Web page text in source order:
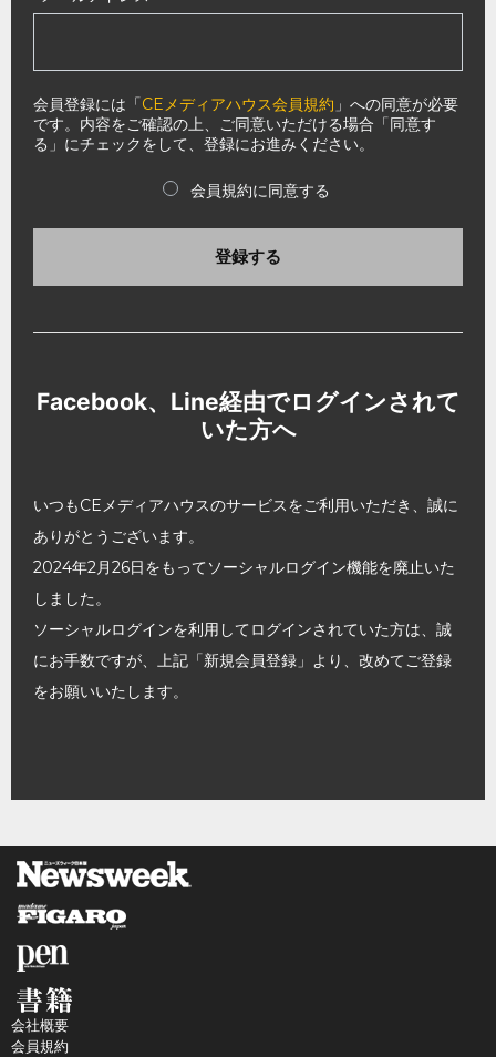
会員登録には「CEメディアハウス会員規約 」への同意が必要
です。内容をご確認の上、ご同意いただける場合「同意す
る」にチェックをして、登録にお進みください。
会員規約に同意する
登録する
Facebook、Line経由でログインされて
いた方へ
いつもCEメディアハウスのサービスをご利用いただき、誠に
ありがとうございます。
2024年2月26日をもってソーシャルログイン機能を廃止いた
しました。
ソーシャルログインを利用してログインされていた方は、誠
にお手数ですが、上記「新規会員登録」より、改めてご登録
をお願いいたします。
会社概要
会員規約